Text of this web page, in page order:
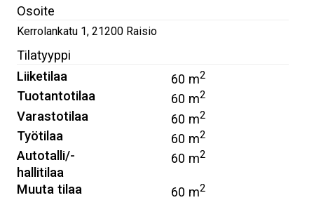
Osoite
Kerrolankatu 1, 21200 Raisio
Tilatyyppi
Liiketilaa
60 m2
Tuotantotilaa 60 m2
Varastotilaa 60 m2
Työtilaa 60 m2
Autotalli/-
hallitilaa
60 m2
Muuta tilaa 60 m2